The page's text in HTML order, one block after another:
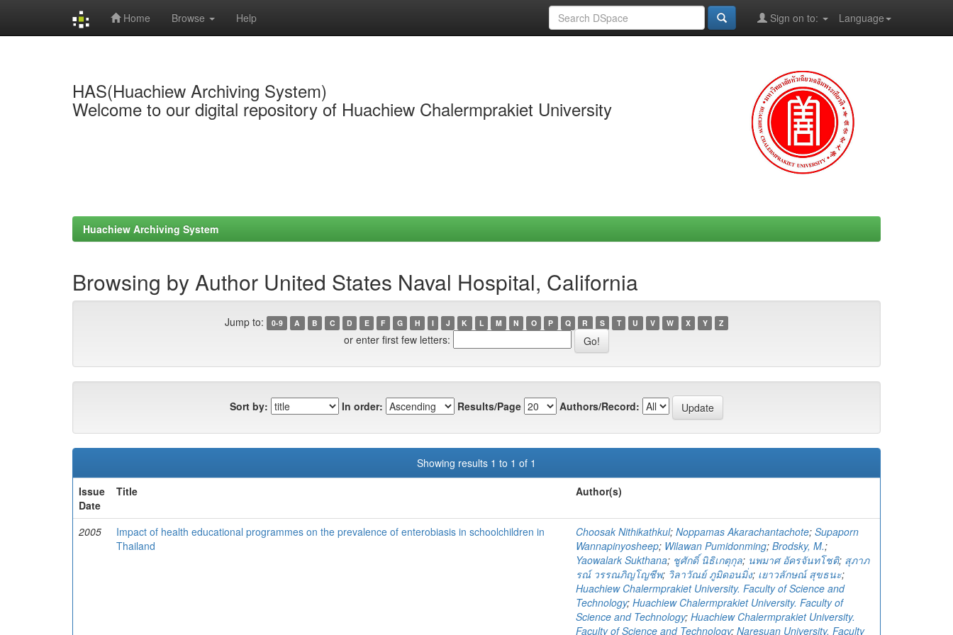
Home Browse Help Language
Sign on to:
HAS(Huachiew Archiving System)
Welcome to our digital repository of Huachiew Chalermprakiet University
Huachiew Archiving System
Browsing by Author United States Naval Hospital, California
Jump to: 0-9 A B C D E F G H I J K L M N O P Q R S T U V W X Y Z
or enter first few letters:
Sort by: In order: Results/Page Authors/Record:
Showing results 1 to 1 of 1
Issue
Date
Title Author(s)
2005
Impact of health educational programmes on the prevalence of enterobiasis in schoolchildren in
Thailand
Choosak Nithikathkul; Noppamas Akarachantachote; Supaporn
Wannapinyosheep; Wilawan Pumidonming; Brodsky, M.;
Yaowalark Sukthana; ชูศักดิ์ นิธิเกตุกุล; นพมาศ อัครจันทโชติ; สุภาภ
รณ์ วรรณภิญโญชีพ; วิลาวัณย์ ภูมิดอนมิ่ง; เยาวลักษณ์ สุขธนะ;
Huachiew Chalermprakiet University. Faculty of Science and
Technology; Huachiew Chalermprakiet University. Faculty of
Science and Technology; Huachiew Chalermprakiet University.
Faculty of Science and Technology; Naresuan University. Faculty